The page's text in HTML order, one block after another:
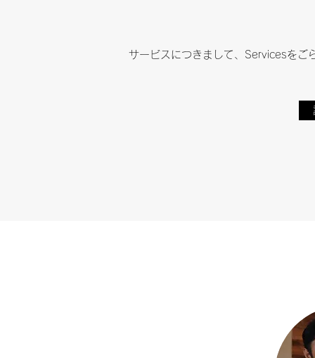
サービスにつきまして、Servicesをご